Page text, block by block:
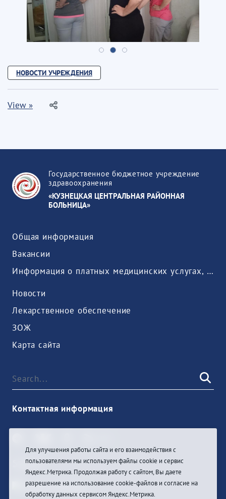
НОВОСТИ УЧРЕЖДЕНИЯ
View »
Государственное бюджетное учреждение
здравоохранения
«КУЗНЕЦКАЯ ЦЕНТРАЛЬНАЯ РАЙОННАЯ
БОЛЬНИЦА»
Общая информация
Вакансии
Информация о платных медицинских услугах, предоставляемых медицинской организацией
Новости
Лекарственное обеспечение
ЗОЖ
Карта сайта
Контактная информация
Sign In
Для улучшения работы сайта и его взаимодействия с
пользователями мы используем файлы cookie и сервис
Яндекс.Метрика. Продолжая работу с сайтом, Вы даете
разрешение на использование cookie-файлов и согласие на
обработку данных сервисом Яндекс.Метрика.